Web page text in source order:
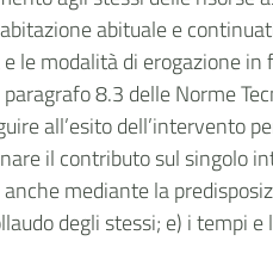
abituale e
le modalità di erogazione
8.3 delle Norme
all’esito dell’intervento
il contributo sul singolo
mediante la
degli stessi; e) i